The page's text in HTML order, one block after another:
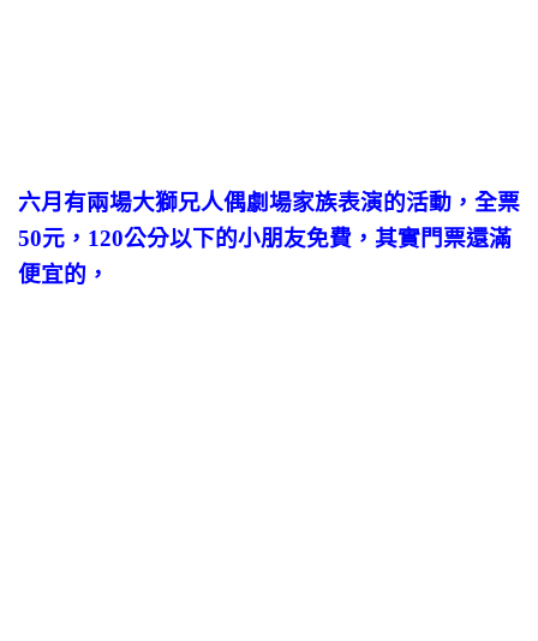
六月有兩場大獅兄人偶劇場家族表演的活動，全票
50元，120公分以下的小朋友免費，其實門票還滿
便宜的，